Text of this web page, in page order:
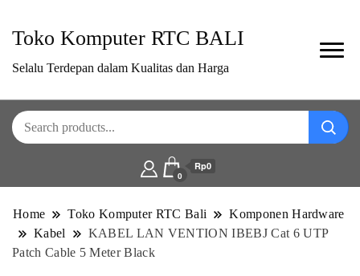
Toko Komputer RTC BALI
Selalu Terdepan dalam Kualitas dan Harga
0
Rp0
Home Toko Komputer RTC Bali
Komponen Hardware
Kabel
KABEL LAN VENTION IBEBJ Cat 6 UTP
Patch Cable 5 Meter Black